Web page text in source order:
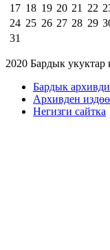
17 18 19 20 21 22
24 25 26 27 28 29
31
2020 Бардык
Бардык
Архивден издөө
Негизги сайтка